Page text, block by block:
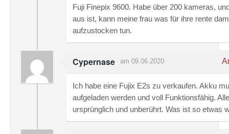
Fuji Finepix 9600. Habe über 200 kameras,
aus ist, kann meine frau was für ihre rente
aufzustocken tun.
Cypernase am 09.06.2020
Ich habe eine Fujix E2s zu verkaufen. Akku
aufgeladen werden und voll Funktionsfähig.
ursprünglich und unberührt. Was ist so etwas